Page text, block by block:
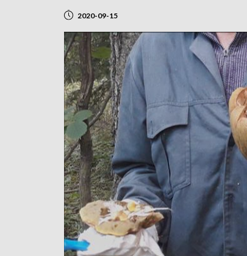
2020-09-15